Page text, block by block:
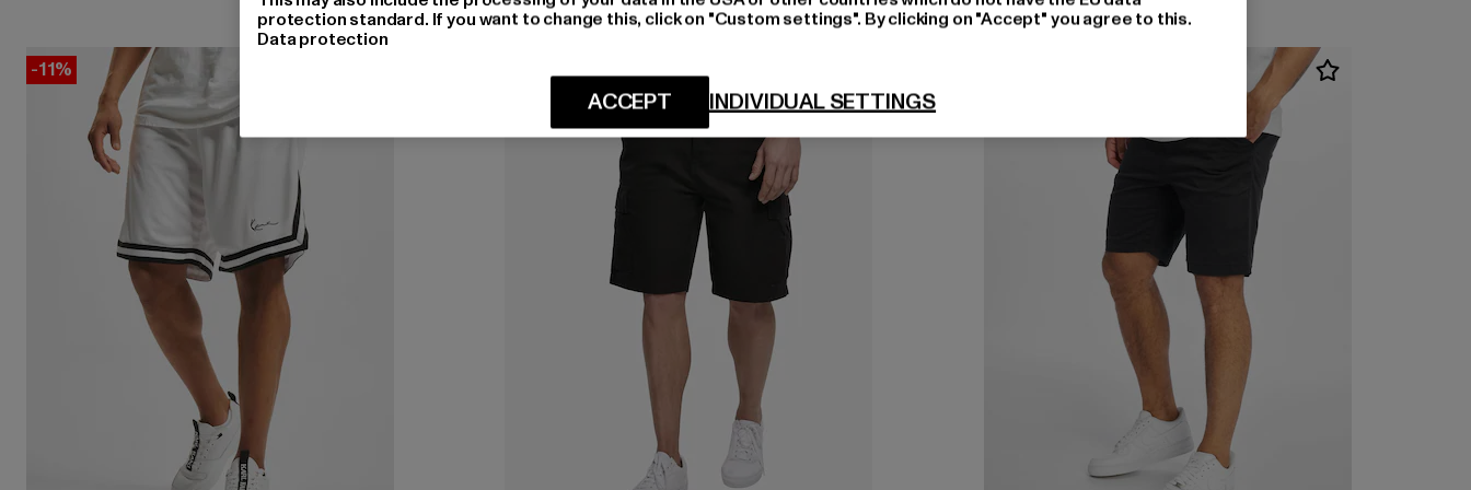
-11%
protection standard. If you want to change this, click on "Custom settings". By clicking on "Accept" you agree to this.
Data protection
INDIVIDUAL SETTINGS
ACCEPT